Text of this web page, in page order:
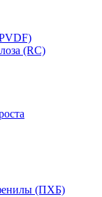
(RC)
(ПХБ)